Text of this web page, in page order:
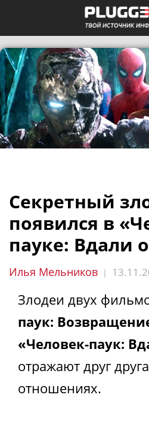
Секретный
появился в
пауке: Вдали
Илья Мельников |
Злодеи двух
паук:
«Человек-паук:
отражают друг
отношениях.